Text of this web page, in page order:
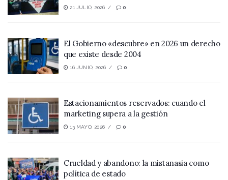
21 JULIO, 2026 0
El Gobierno «descubre» en 2026 un derecho
que existe desde 2004
16 JUNIO, 2026 0
Estacionamientos reservados: cuando el
marketing supera a la gestión
13 MAYO, 2026 0
Crueldad y abandono: la mistanasia como
política de estado